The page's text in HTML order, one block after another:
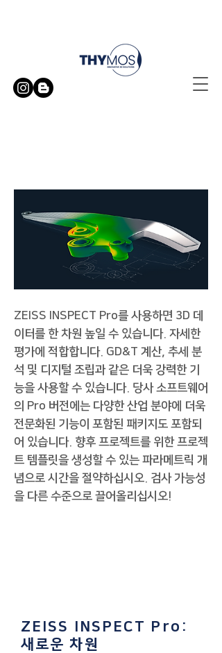
ZEISS INSPECT Pro를 사용하면 3D 데
이터를 한 차원 높일 수 있습니다. 자세한
평가에 적합합니다. GD&T 계산, 추세 분
석 및 디지털 조립과 같은 더욱 강력한 기
능을 사용할 수 있습니다. 당사 소프트웨어
의 Pro 버전에는 다양한 산업 분야에 더욱
전문화된 기능이 포함된 패키지도 포함되
어 있습니다. 향후 프로젝트를 위한 프로젝
트 템플릿을 생성할 수 있는 파라메트릭 개
념으로 시간을 절약하십시오. 검사 가능성
을 다른 수준으로 끌어올리십시오!
ZEISS INSPECT Pro:
새로운 차원